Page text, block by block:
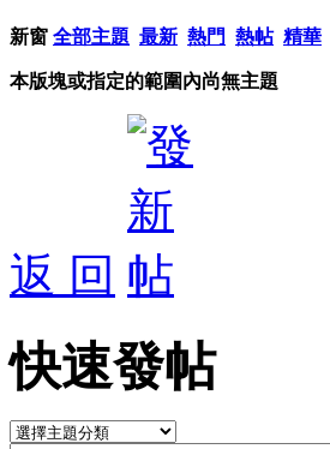
新窗 全部主題 最新 熱門 熱帖 精華
本版塊或指定的範圍內尚無主題
返 回
快速發帖